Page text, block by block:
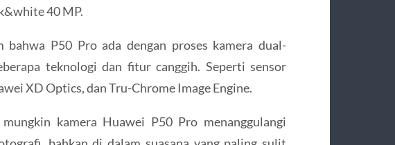
40 MP.
bahwa P50 Pro ada dengan proses kamera dual-
teknologi dan fitur canggih. Seperti sensor
XD Optics, dan Tru-Chrome Image Engine.
kamera Huawei P50 Pro menanggulangi